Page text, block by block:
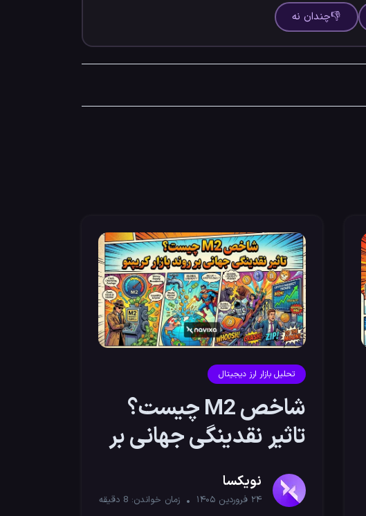
👎چندان نه
تحلیل بازار ارز دیجیتال
شاخص M2 چیست؟
تاثیر نقدینگی جهانی بر
روند بازار کریپتو
نویکسا
۲۴ فروردین ۱۴۰۵ زمان خواندن: 8 دقیقه